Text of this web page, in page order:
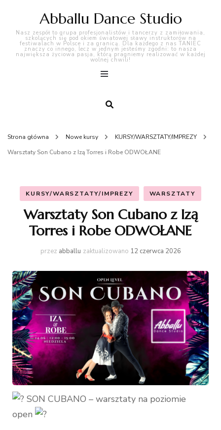
Abballu Dance Studio
Nasz zespół to grupa profesjonalistów i tancerzy z zamiłowania,
szkolących się pod okiem światowej sławy instruktorów na
festiwalach w Polsce i za granicą. Dla każdego z nas TANIEC
znaczy co innego, lecz w jednym jesteśmy zgodni: to nasza
największa życiowa pasja, którą pragniemy realizować w każdej
wolnej chwili!
Strona główna Nowe kursy
KURSY/WARSZTATY/IMPREZY
Warsztaty Son Cubano z Izą Torres i Robe ODWOŁANE
KURSY/WARSZTATY/IMPREZY WARSZTATY
Warsztaty Son Cubano z Izą
Torres i Robe ODWOŁANE
przez abballu zaktualizowano 12 czerwca 2026
SON CUBANO – warsztaty na poziomie
open